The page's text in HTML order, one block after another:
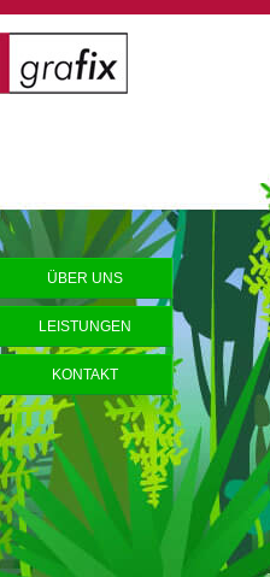
ÜBER UNS
LEISTUNGEN
KONTAKT